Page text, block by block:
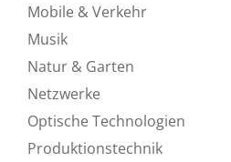
Mobile & Verkehr
Musik
Natur & Garten
Netzwerke
Optische Technologien
Produktionstechnik